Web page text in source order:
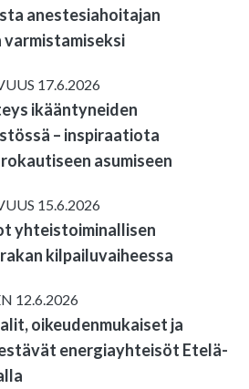
anestesiahoitajan
varmistamiseksi
17.6.2026
ikääntyneiden
– inspiraatiota
asumiseen
15.6.2026
yhteistoiminallisen
kilpailuvaiheessa
12.6.2026
oikeudenmukaiset ja
energiayhteisöt Etelä-